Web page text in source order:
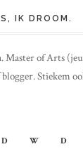
IK DROOM.
Master of Arts
Stiekem
D W D